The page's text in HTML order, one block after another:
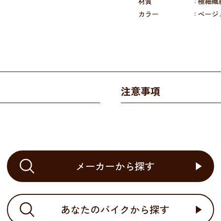
カラー
ベージ
注意事項
メーカーから探す
あなたのバイクから探す